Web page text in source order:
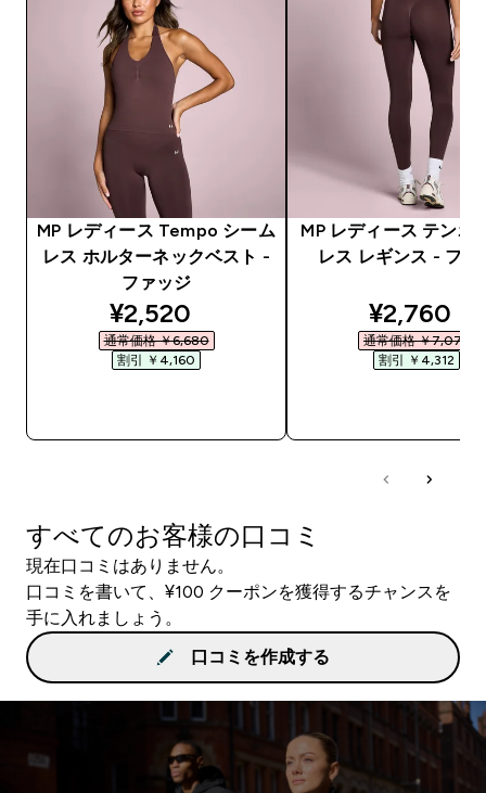
MP レディース Tempo シーム
レス ホルターネックベスト -
ファッジ
discounted price
¥2,520‎
通常価格 ￥6,680‎
割引 ￥4,160‎
MP レディース テンポ
レス レギンス - ファ
¥2,760‎
通常価格 ￥7,072‎
割引 ￥4,312‎
すべてのお客様の口コミ
現在口コミはありません。
口コミを書いて、¥100 クーポンを獲得するチャンスを
手に入れましょう。
口コミを作成する